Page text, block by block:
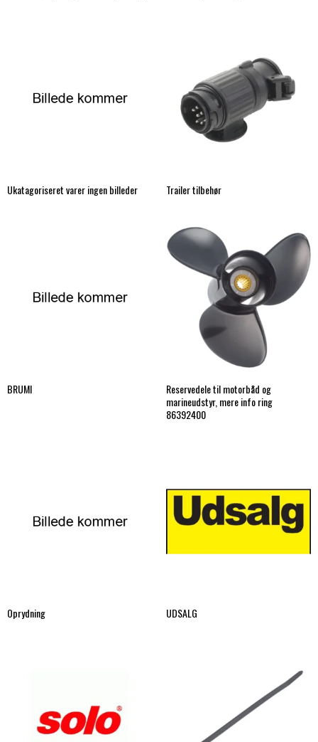
Ukatagoriseret varer ingen billeder Trailer tilbehør
BRUMI
Reservedele til motorbåd og
marineudstyr, mere info ring
86392400
Oprydning UDSALG